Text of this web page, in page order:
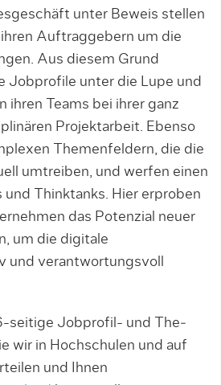
unter Beweis stellen
Auftraggebern um die
Aus diesem Grund
Jobprofile un­ter die Lupe und
ih­ren Teams bei ihrer ganz
Projek­tarbeit. Ebenso
Themenfeldern, die die
umtreiben, und werfen einen
und Thinktanks. Hier erproben
das Potenzial neuer
um die digitale
und ver­antwor­tungs­voll
seitige Jobprofil-­ und The­
wir in Hochschulen und auf
und Ihnen